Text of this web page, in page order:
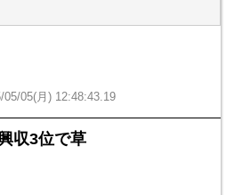
05/05(月) 12:48:43.19
収3位で草